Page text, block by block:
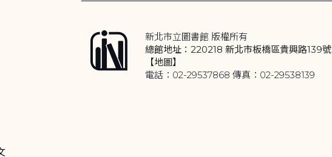
新北市立圖書館 版權所有
總館地址：220218 新北市板橋區貴興路139號
【地圖】
電話：02-29537868 傳真：02-29538139